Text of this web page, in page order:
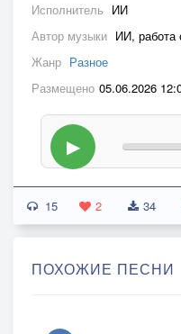
Исполнитель ИИ
Автор музыки ИИ, работа
Жанр Разное
Размещено 05.06.2026
▶
15 2 34
ПОХОЖИЕ ПЕСНИ